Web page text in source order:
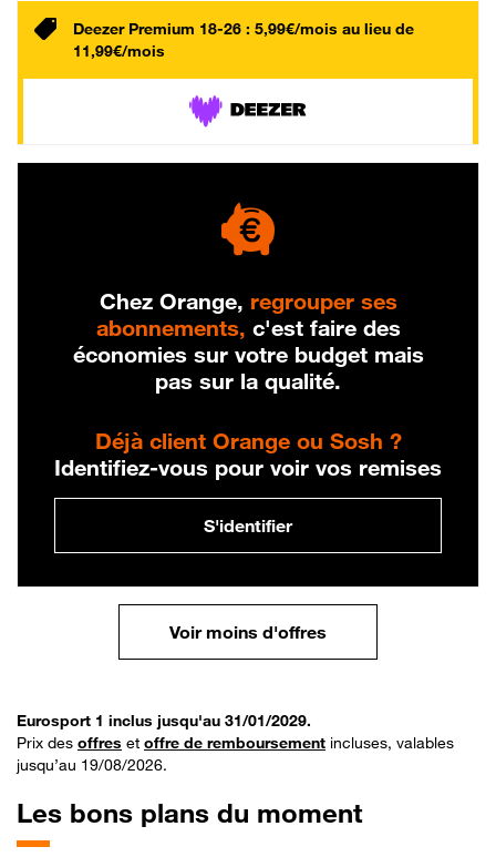
Deezer Premium 18-26 : 5,99€/mois au lieu de
11,99€/mois
Chez Orange, regrouper ses
abonnements, c'est faire des
économies sur votre budget mais
pas sur la qualité.
Déjà client Orange ou Sosh ?
Identifiez-vous pour voir vos remises
S'identifier
Voir moins d'offres
Eurosport 1 inclus jusqu'au 31/01/2029.
Prix des offres et offre de remboursement incluses, valables
jusqu’au 19/08/2026.
Les bons plans du moment